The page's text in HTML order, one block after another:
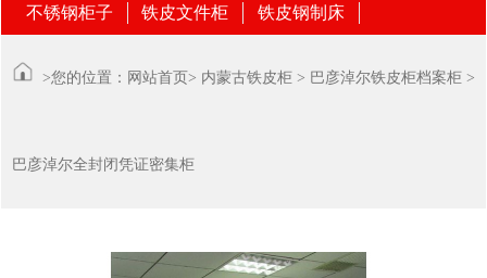
不锈钢柜子
铁皮文件柜 铁皮钢制床
>您的位置： 网站首页> 内蒙古铁皮柜 > 巴彦淖尔铁皮柜档案柜 >
巴彦淖尔全封闭凭证密集柜